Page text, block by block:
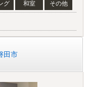
グ 和室 その他
田市